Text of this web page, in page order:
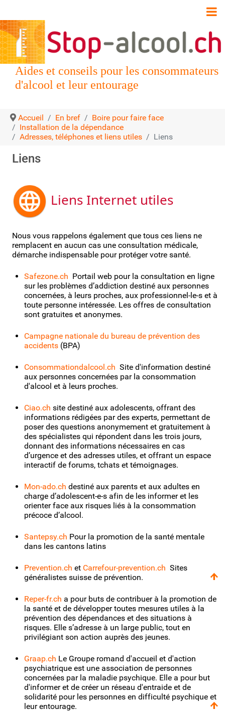
Aides et conseils pour les consommateurs
d'alcool et leur entourage
Accueil En bref
Boire pour faire face
Installation de la dépendance
Adresses, téléphones et liens utiles
Liens
Liens
Liens Internet utiles
Nous vous rappelons également que tous ces liens ne
remplacent en aucun cas une consultation médicale,
démarche indispensable pour protéger votre santé.
Safezone.ch Portail web pour la consultation en ligne
sur les problèmes d’addiction destiné aux personnes
concernées, à leurs proches, aux professionnel-le-s et à
toute personne intéressée. Les offres de consultation
sont gratuites et anonymes.
Campagne nationale du bureau de prévention des
accidents (BPA)
Consommationdalcool.ch Site d'information destiné
aux personnes concernées par la consommation
d'alcool et à leurs proches.
Ciao.ch site destiné aux adolescents, offrant des
informations rédigées par des experts, permettant de
poser des questions anonymement et gratuitement à
des spécialistes qui répondent dans les trois jours,
donnant des informations nécessaires en cas
d’urgence et des adresses utiles, et offrant un espace
interactif de forums, tchats et témoignages.
Mon-ado.ch destiné aux parents et aux adultes en
charge d’adolescent-e-s afin de les informer et les
orienter face aux risques liés à la consommation
précoce d’alcool.
Santepsy.ch Pour la promotion de la santé mentale
dans les cantons latins
Prevention.ch et Carrefour-prevention.ch Sites
généralistes suisse de prévention.
Reper-fr.ch a pour buts de contribuer à la promotion de
la santé et de développer toutes mesures utiles à la
prévention des dépendances et des situations à
risques. Elle s’adresse à un large public, tout en
privilégiant son action auprès des jeunes.
Graap.ch Le Groupe romand d'accueil et d'action
psychiatrique est une association de personnes
concernées par la maladie psychique. Elle a pour but
d'informer et de créer un réseau d'entraide et de
solidarité pour les personnes en difficulté psychique et
leur entourage.